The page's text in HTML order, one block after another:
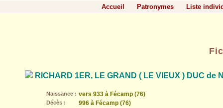
Accueil Patronymes Liste
RICHARD 1ER, LE GRAND ( LE VIEUX ) DUC de
Naissance : vers 933 à Fécamp (76)
Décès : 996 à Fécamp (76)